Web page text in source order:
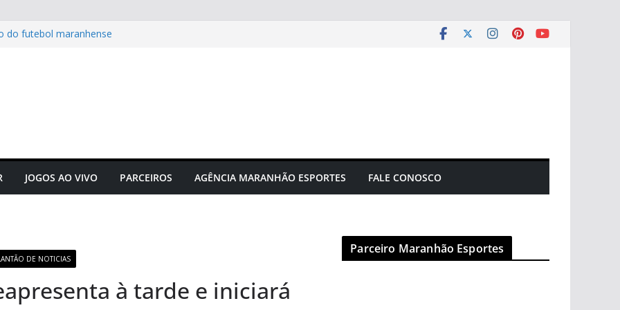
do futebol maranhense
grandes corridas de rua e
para evitar lesões
Neto é campeão
JOGOS AO VIVO PARCEIROS AGÊNCIA MARANHÃO ESPORTES FALE CONOSCO
DE NOTICIAS
à tarde e iniciará
Parceiro Maranhão Esportes